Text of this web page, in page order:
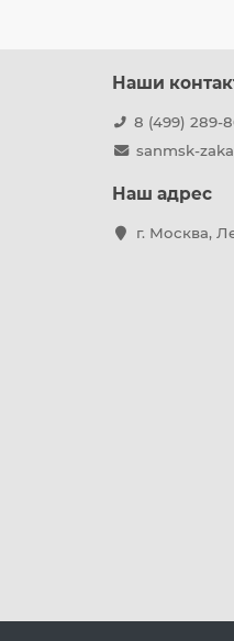
Наши
8 (499) 289-
sanmsk-
Наш адрес
г. Москва,